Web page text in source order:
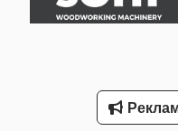
Стеклянная Дверь
Услуги По Уборке